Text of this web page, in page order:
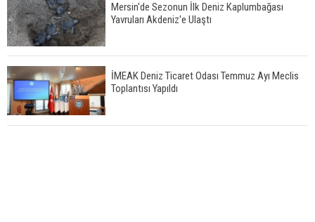
Mersin'de Sezonun İlk Deniz Kaplumbağası
Yavruları Akdeniz'e Ulaştı
İMEAK Deniz Ticaret Odası Temmuz Ayı Meclis
Toplantısı Yapıldı